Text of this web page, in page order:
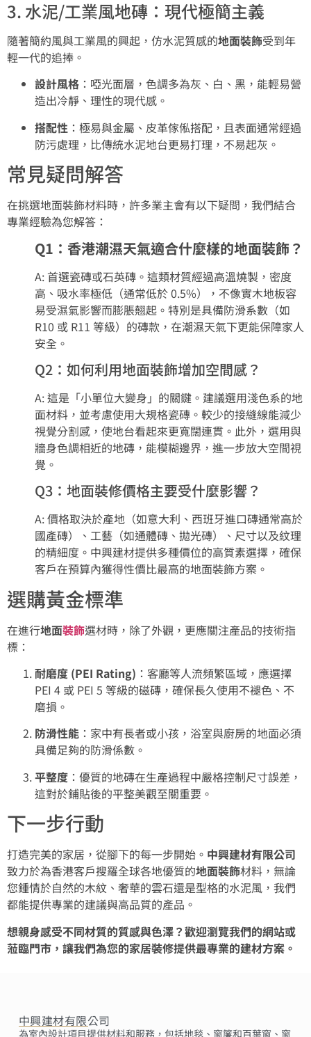
3. 水泥/工業風地磚：現代極簡主義
隨著簡約風與工業風的興起，仿水泥質感的地面裝飾受到年
輕一代的追捧。
設計風格 ：啞光面層，色調多為灰、白、黑，能輕易營
造出冷靜、理性的現代感。
搭配性 ：極易與金屬、皮革傢俬搭配，且表面通常經過
防污處理，比傳統水泥地台更易打理，不易起灰。
常見疑問解答
在挑選地面裝飾材料時，許多業主會有以下疑問，我們結合
專業經驗為您解答：
Q1：香港潮濕天氣適合什麼樣的地面裝飾？
A: 首選瓷磚或石英磚。這類材質經過高溫燒製，密度
高、吸水率極低（通常低於 0.5%），不像實木地板容
易受濕氣影響而膨脹翹起。特別是具備防滑系數（如
R10 或 R11 等級）的磚款，在潮濕天氣下更能保障家人
安全。
Q2：如何利用地面裝飾增加空間感？
A: 這是「小單位大變身」的關鍵。建議選用淺色系的地
面材料，並考慮使用大規格瓷磚。較少的接縫線能減少
視覺分割感，使地台看起來更寬闊連貫。此外，選用與
牆身色調相近的地磚，能模糊邊界，進一步放大空間視
覺。
Q3：地面裝修價格主要受什麼影響？
A: 價格取決於產地（如意大利、西班牙進口磚通常高於
國產磚）、工藝（如通體磚、拋光磚）、尺寸以及紋理
的精細度。中興建材提供多種價位的高質素選擇，確保
客戶在預算內獲得性價比最高的地面裝飾方案。
選購黃金標準
在進行地面裝飾選材時，除了外觀，更應關注產品的技術指
標：
耐磨度 (PEI Rating) ：客廳等人流頻繁區域，應選擇
PEI 4 或 PEI 5 等級的磁磚，確保長久使用不褪色、不
磨損。
防滑性能 ：家中有長者或小孩，浴室與廚房的地面必須
具備足夠的防滑係數。
平整度 ：優質的地磚在生產過程中嚴格控制尺寸誤差，
這對於鋪貼後的平整美觀至關重要。
下一步行動
打造完美的家居，從腳下的每一步開始。 中興建材有限公司
致力於為香港客戶搜羅全球各地優質的地面裝飾材料，無論
您鍾情於自然的木紋、奢華的雲石還是型格的水泥風，我們
都能提供專業的建議與高品質的產品。
想親身感受不同材質的質感與色澤？歡迎瀏覽我們的網站或
蒞臨門市，讓我們為您的家居裝修提供最專業的建材方案。
中興建材有限公司
為室內設計項目提供材料和服務，包括地毯、窗簾和百葉窗、窗